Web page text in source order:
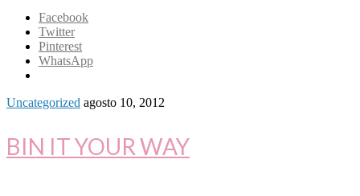
Facebook
Twitter
Pinterest
WhatsApp
Uncategorized agosto 10, 2012
BIN IT YOUR WAY